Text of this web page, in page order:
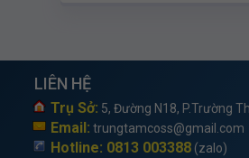
LIÊN HỆ
Trụ Sở: 5, Đường N18, P.Trường
Email: trungtamcoss@gmail.com
Hotline: 0813 003388(zalo)